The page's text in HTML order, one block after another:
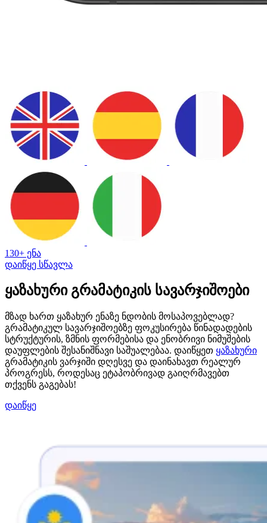
130+ ენა
დაიწყე სწავლა
ყაზახური გრამატიკის სავარჯიშოები
მზად ხართ ყაზახურ ენაზე ნდობის მოსაპოვებლად?
გრამატიკულ სავარჯიშოებზე ფოკუსირება წინადადების
სტრუქტურის, ზმნის ფორმებისა და ენობრივი ნიმუშების
დაუფლების შესანიშნავი საშუალებაა. დაიწყეთ ყაზახური
გრამატიკის ვარჯიში დღესვე და დაინახავთ რეალურ
პროგრესს, როდესაც ეტაპობრივად გაიღრმავებთ
თქვენს გაგებას!
დაიწყე